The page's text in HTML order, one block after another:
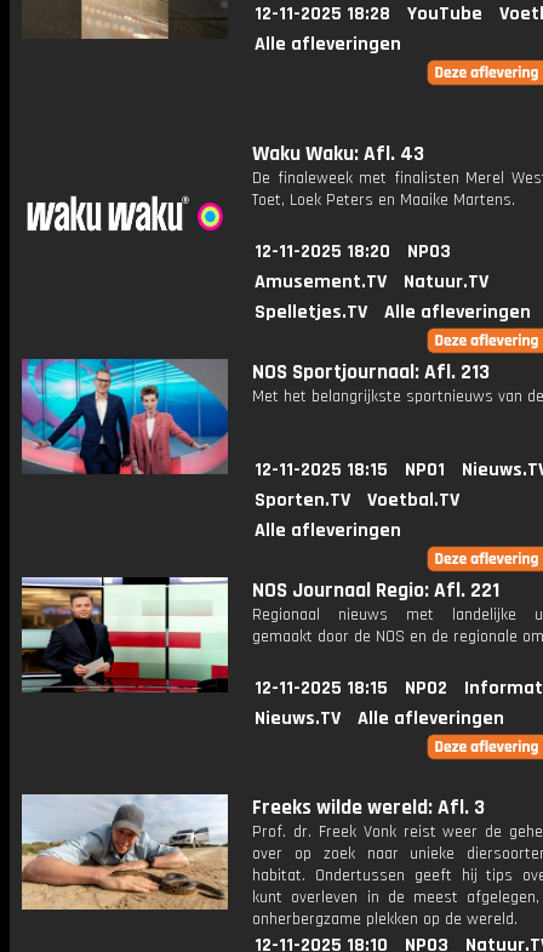
12-11-2025 18:28 YouTube
Alle afleveringen
Waku Waku: Afl. 43
De finaleweek met finalisten Merel
Toet, Loek Peters en Maaike Martens.
12-11-2025 18:20
NPO3
Amusement.TV
Natuur.TV
Spelletjes.TV
Alle afleveringen
NOS Sportjournaal: Afl. 213
Met het belangrijkste sportnieuws van
12-11-2025 18:15 NPO1
Sporten.TV
Voetbal.TV
Alle afleveringen
NOS Journaal Regio: Afl. 221
Regionaal nieuws met landelijke
gemaakt door de NOS en de regionale
12-11-2025 18:15 NPO2
Nieuws.TV
Alle afleveringen
Freeks wilde wereld: Afl. 3
Prof. dr. Freek Vonk reist weer de
over op zoek naar unieke
habitat. Ondertussen geeft hij tips
kunt overleven in de meest
onherbergzame plekken op de wereld.
12-11-2025 18:10 NPO3